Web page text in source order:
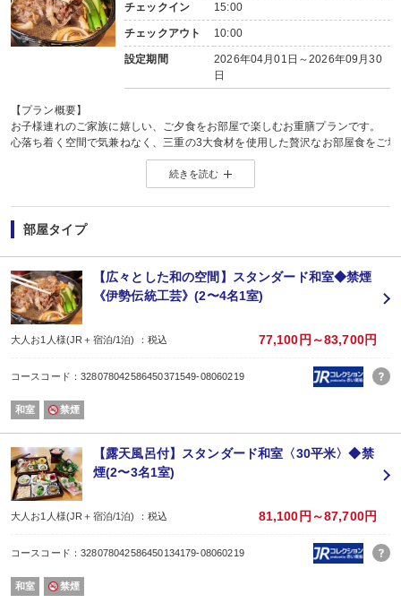
チェックイン 15:00
チェックアウト 10:00
設定期間
2026年04月01日～2026年09月30
日
【プラン概要】
お子様連れのご家族に嬉しい、ご夕食をお部屋で楽しむお重膳プランです。
心落ち着く空間で気兼ねなく、三重の3大食材を使用した贅沢なお部屋食をご
◆当館では宝探しやじゃんけんラリーなど、お子様向けのイベントも開催して
お気軽にお問い合わせください。
カード決済限定のプランです。
【夕食】
◆お食事内容
《美し國のお重膳》
伊勢海老・松坂牛・鮑の3大食材の食べ比べが可能な、人気NO.1の豪華お重膳
◆注意点
・ご夕食最終時間は19：00からでございます。
・アレルギー・苦手食材は前日までにお申しつけ下さい。直接当館までご連絡
（ご朝食のご対応は行っておりません）
【お風呂】
◆大浴場
天然温泉『新美里温泉』が日ごろの疲れを癒してくれます。
神秘的な杜の空間を感じる露天風呂と、昔ながらの雰囲気の大浴場をご堪能い
柔らかな天然温泉に癒される至福のひとときをお楽しみください。
利用時間：
大浴場：15:00〜23:00、6:00〜9:00
ドライサウナ：15:00〜23:00
◆貸切風呂・貸切露天風呂
記念日や誕生日にはプライベート空間で贅沢にお楽しみいただけます。
貸切風呂：15:00〜23:00／60分5,500円
貸切露天風呂：15:00〜23:00／45分3,300円
【館内設備】
続きを読む
部屋タイプ
【広々とした和の空間】スタンダード和室◆禁煙
《伊勢伝統工芸》(2〜4名1室)
大人お1人様(JR＋宿泊/1泊) ：税込 77,100円～83,700円
コースコード：328078042586450371549-08060219
和室 禁煙
【露天風呂付】スタンダード和室〈30平米〉◆禁
煙(2〜3名1室)
大人お1人様(JR＋宿泊/1泊) ：税込 81,100円～87,700円
コースコード：328078042586450134179-08060219
和室 禁煙